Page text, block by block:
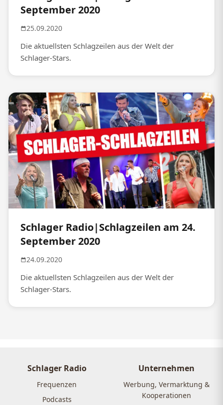
September 2020
25.09.2020
Die aktuellsten Schlagzeilen aus der Welt der
Schlager-Stars.
Schlager Radio|Schlagzeilen am 24.
September 2020
24.09.2020
Die aktuellsten Schlagzeilen aus der Welt der
Schlager-Stars.
Schlager Radio
Frequenzen
Podcasts
Unternehmen
Werbung, Vermarktung &
Kooperationen